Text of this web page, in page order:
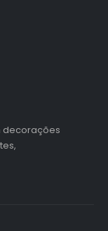
decorações